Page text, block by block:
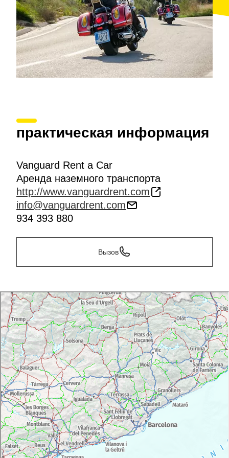
практическая информация
Vanguard Rent a Car
Аренда наземного транспорта
http://www.vanguardrent.com
info@vanguardrent.com
934 393 880
Вызов